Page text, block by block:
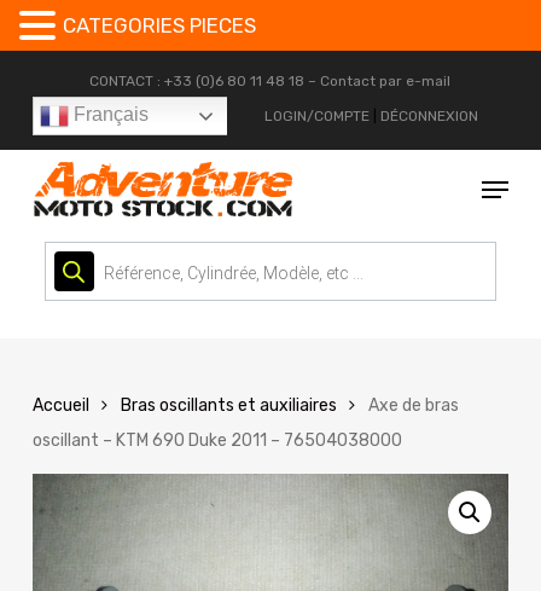
content
CONTACT : +33 (0)6 80 11 48 18 – Contact par e-mail
Français LOGIN/COMPTE| DÉCONNEXION
Menu
Recherche
de
produits
Accueil Bras oscillants et auxiliaires
Axe de bras
oscillant – KTM 690 Duke 2011 – 76504038000
CATEGORIES PIECES